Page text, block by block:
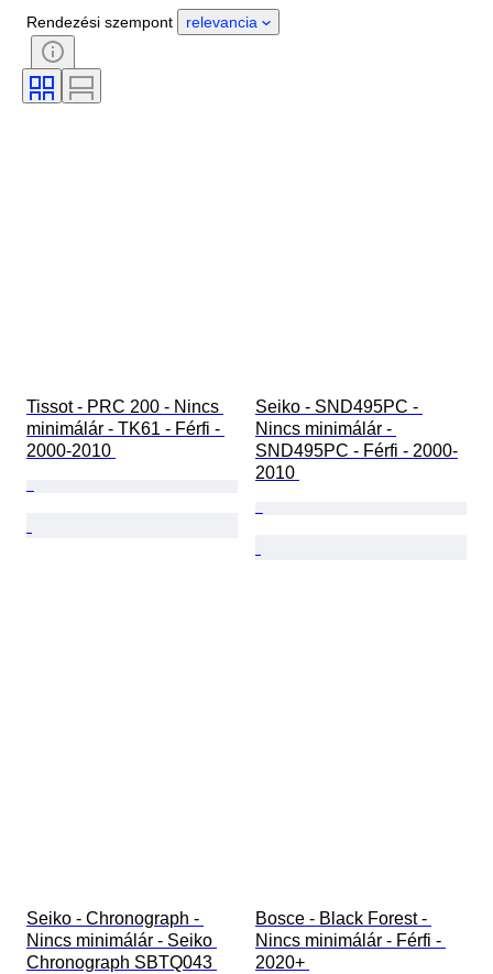
Anyag
Nem
Állapot
Tanúsítvány
Kötés
Rendezési szempont relevancia
Tissot - PRC 200 - Nincs
minimálár - TK61 - Férfi -
2000-2010
Seiko - SND495PC -
Nincs minimálár -
SND495PC - Férfi - 2000-
2010
Seiko - Chronograph -
Nincs minimálár - Seiko
Chronograph SBTQ043
Bosce - Black Forest -
Nincs minimálár - Férfi -
2020+